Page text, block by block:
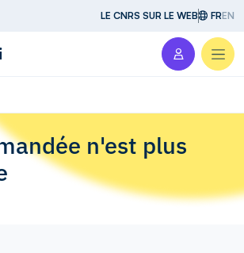
LE CNRS SUR LE WEB FREN
n'est plus